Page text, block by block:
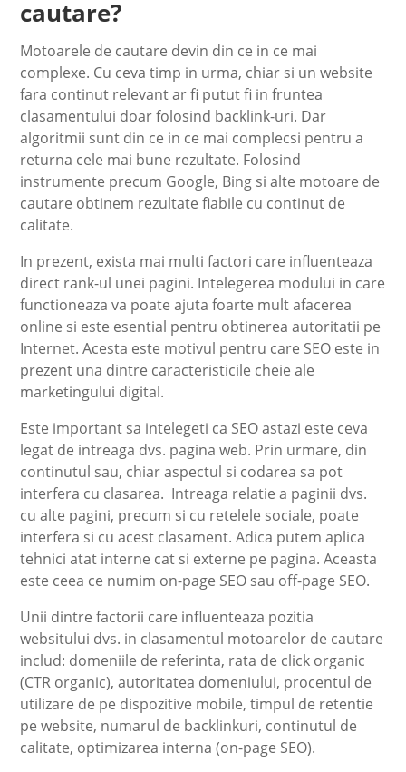
cautare?
Motoarele de cautare devin din ce in ce mai
complexe. Cu ceva timp in urma, chiar si un website
fara continut relevant ar fi putut fi in fruntea
clasamentului doar folosind backlink-uri. Dar
algoritmii sunt din ce in ce mai complecsi pentru a
returna cele mai bune rezultate. Folosind
instrumente precum Google, Bing si alte motoare de
cautare obtinem rezultate fiabile cu continut de
calitate.
In prezent, exista mai multi factori care influenteaza
direct rank-ul unei pagini. Intelegerea modului in care
functioneaza va poate ajuta foarte mult afacerea
online si este esential pentru obtinerea autoritatii pe
Internet. Acesta este motivul pentru care SEO este in
prezent una dintre caracteristicile cheie ale
marketingului digital.
Este important sa intelegeti ca SEO astazi este ceva
legat de intreaga dvs. pagina web. Prin urmare, din
continutul sau, chiar aspectul si codarea sa pot
interfera cu clasarea. Intreaga relatie a paginii dvs.
cu alte pagini, precum si cu retelele sociale, poate
interfera si cu acest clasament. Adica putem aplica
tehnici atat interne cat si externe pe pagina. Aceasta
este ceea ce numim on-page SEO sau off-page SEO.
Unii dintre factorii care influenteaza pozitia
websitului dvs. in clasamentul motoarelor de cautare
includ: domeniile de referinta, rata de click organic
(CTR organic), autoritatea domeniului, procentul de
utilizare de pe dispozitive mobile, timpul de retentie
pe website, numarul de backlinkuri, continutul de
calitate, optimizarea interna (on-page SEO).